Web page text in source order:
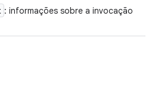
: informações sobre a invocação